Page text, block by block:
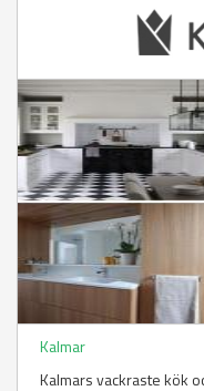
Kalmar
Kalmars vackraste kök